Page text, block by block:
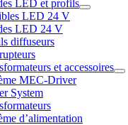
LED et profils
LED 24 V
LED 24 V
diffuseurs
et accessoires
MEC-Driver
System
d’alimentation